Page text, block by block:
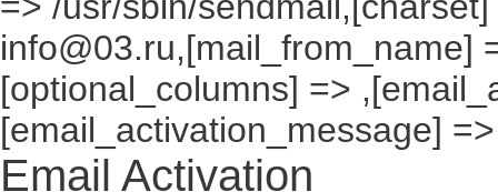
info@03.ru,[mail_from_name]
[optional_columns] =>
[email_activation_message] =>
Email Activation